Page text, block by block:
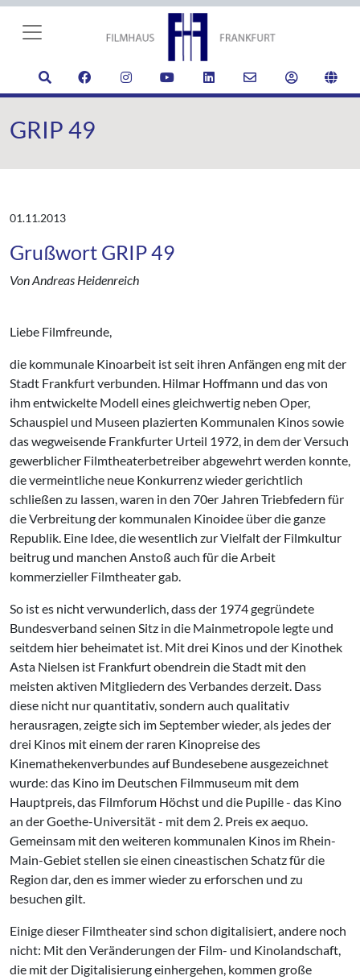
GRIP 49
01.11.2013
Grußwort GRIP 49
Von Andreas Heidenreich
Liebe Filmfreunde,
die kommunale Kinoarbeit ist seit ihren Anfängen eng mit der
Stadt Frankfurt verbunden. Hilmar Hoffmann und das von
ihm entwickelte Modell eines gleichwertig neben Oper,
Schauspiel und Museen plazierten Kommunalen Kinos sowie
das wegweisende Frankfurter Urteil 1972, in dem der Versuch
gewerblicher Filmtheaterbetreiber abgewehrt werden konnte,
die vermeintliche neue Konkurrenz wieder gerichtlich
schließen zu lassen, waren in den 70er Jahren Triebfedern für
die Verbreitung der kommunalen Kinoidee über die ganze
Republik. Eine Idee, die wesentlich zur Vielfalt der Filmkultur
beitrug und manchen Anstoß auch für die Arbeit
kommerzieller Filmtheater gab.
So ist es nicht verwunderlich, dass der 1974 gegründete
Bundesverband seinen Sitz in die Mainmetropole legte und
seitdem hier beheimatet ist. Mit drei Kinos und der Kinothek
Asta Nielsen ist Frankfurt obendrein die Stadt mit den
meisten aktiven Mitgliedern des Verbandes derzeit. Dass
diese nicht nur quantitativ, sondern auch qualitativ
herausragen, zeigte sich im September wieder, als jedes der
drei Kinos mit einem der raren Kinopreise des
Kinemathekenverbundes auf Bundesebene ausgezeichnet
wurde: das Kino im Deutschen Filmmuseum mit dem
Hauptpreis, das Filmforum Höchst und die Pupille - das Kino
an der Goethe-Universität - mit dem 2. Preis ex aequo.
Gemeinsam mit den weiteren kommunalen Kinos im Rhein-
Main-Gebiet stellen sie einen cineastischen Schatz für die
Region dar, den es immer wieder zu erforschen und zu
besuchen gilt.
Einige dieser Filmtheater sind schon digitalisiert, andere noch
nicht: Mit den Veränderungen der Film- und Kinolandschaft,
die mit der Digitalisierung einhergehen, kommen große